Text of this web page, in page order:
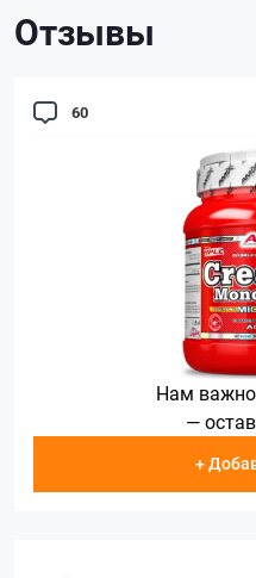
Отзывы
60
Нам
—
+